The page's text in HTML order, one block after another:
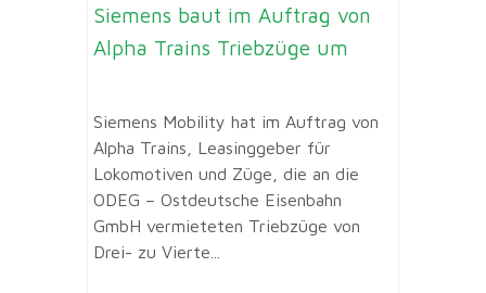
Siemens baut im Auftrag von
Alpha Trains Triebzüge um
Siemens Mobility hat im Auftrag von
Alpha Trains, Leasinggeber für
Lokomotiven und Züge, die an die
ODEG – Ostdeutsche Eisenbahn
GmbH vermieteten Triebzüge von
Drei- zu Vierte...